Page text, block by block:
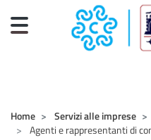
Home Servizi alle imprese
Agenti e rappresentanti di